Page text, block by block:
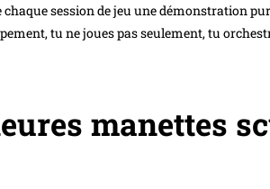
chaque session de jeu une démonstration
tu ne joues pas seulement, tu
manettes